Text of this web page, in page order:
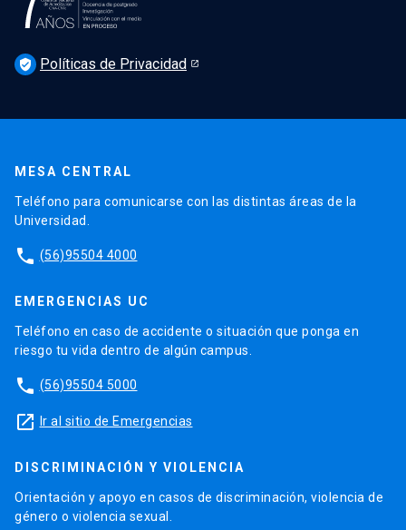
Derecho UC en los medios
Newsletter Derecho UC 360
verified_user Políticas de Privacidad
MESA CENTRAL
Teléfono para comunicarse con las distintas áreas de la
Universidad.
phone (56)95504 4000
EMERGENCIAS UC
Teléfono en caso de accidente o situación que ponga en
riesgo tu vida dentro de algún campus.
phone (56)95504 5000
launch Ir al sitio de Emergencias
DISCRIMINACIÓN Y VIOLENCIA
Orientación y apoyo en casos de discriminación, violencia de
género o violencia sexual.